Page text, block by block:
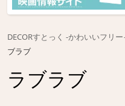
DECORすとっく -かわいいフリ
ブラブ
ラブラブ